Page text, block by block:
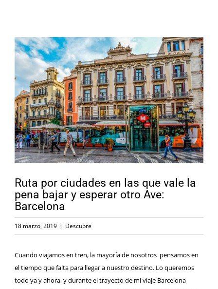
Ver
imagen
más
grande
Ruta por ciudades en las que vale la
pena bajar y esperar otro Ave:
Barcelona
18 marzo, 2019 | Descubre
Cuando viajamos en tren, la mayoría de nosotros pensamos en
el tiempo que falta para llegar a nuestro destino. Lo queremos
todo ya y ahora, y durante el trayecto de mi viaje Barcelona